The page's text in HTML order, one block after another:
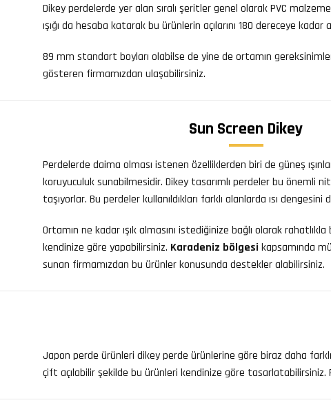
Dikey perdelerde yer alan sıralı şeritler genel olarak PVC
ışığı da hesaba katarak bu ürünlerin açılarını 180 dereceye
89 mm standart boyları olabilse de yine de ortamın
gösteren firmamızdan ulaşabilirsiniz.
Sun Screen Dikey
Perdelerde daima olması istenen özelliklerden biri de güneş
koruyuculuk sunabilmesidir. Dikey tasarımlı perdeler bu önemli
taşıyorlar. Bu perdeler kullanıldıkları farklı alanlarda ısı
Ortamın ne kadar ışık almasını istediğinize bağlı olarak
kendinize göre yapabilirsiniz. Karadeniz bölgesi kapsamında
sunan firmamızdan bu ürünler konusunda destekler alabilirsiniz.
Japon perde ürünleri dikey perde ürünlerine göre biraz daha
çift açılabilir şekilde bu ürünleri kendinize göre